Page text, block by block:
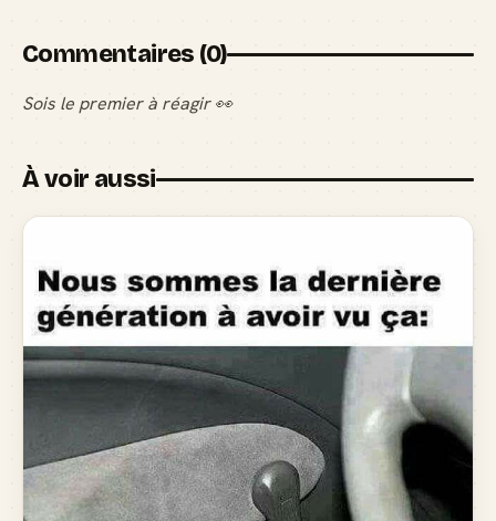
Commentaires (0)
Sois le premier à réagir 👀
À voir aussi